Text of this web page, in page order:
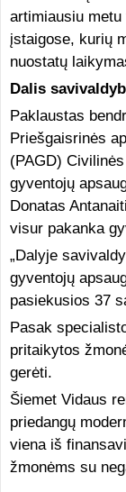
artimiausiu
įstaigose, kurių
nuostatų
Dalis
Paklaustas
Priešgaisrinės
(PAGD)
gyventojų
Donatas
visur pakanka
„Dalyje
gyventojų
pasiekusios 37
Pasak
pritaikytos
gerėti.
Šiemet Vidaus
priedangų
viena iš
žmonėms su